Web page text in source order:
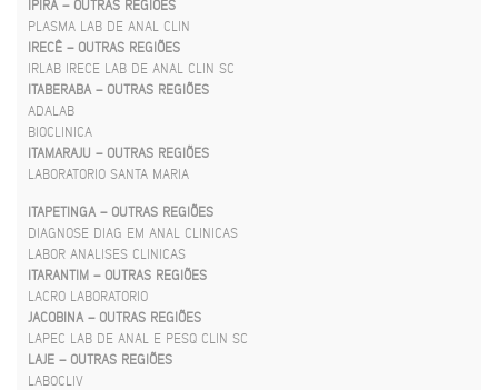
IPIRÁ – OUTRAS REGIÕES
PLASMA LAB DE ANAL CLIN
IRECÊ – OUTRAS REGIÕES
IRLAB IRECE LAB DE ANAL CLIN SC
ITABERABA – OUTRAS REGIÕES
ADALAB
BIOCLINICA
ITAMARAJU – OUTRAS REGIÕES
LABORATORIO SANTA MARIA
ITAPETINGA – OUTRAS REGIÕES
DIAGNOSE DIAG EM ANAL CLINICAS
LABOR ANALISES CLINICAS
ITARANTIM – OUTRAS REGIÕES
LACRO LABORATORIO
JACOBINA – OUTRAS REGIÕES
LAPEC LAB DE ANAL E PESQ CLIN SC
LAJE – OUTRAS REGIÕES
LABOCLIV